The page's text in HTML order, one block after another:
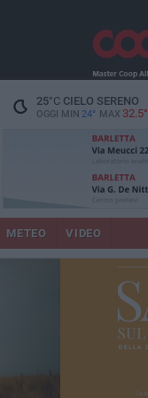
25°CCIELO SERENO
OGGI MIN 24° MAX 32.5°
METEO VIDEO